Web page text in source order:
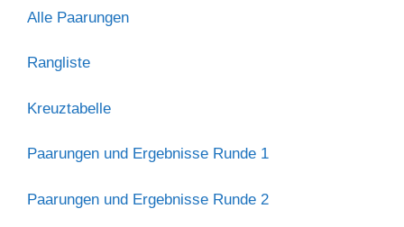
Alle Paarungen
Rangliste
Kreuztabelle
Paarungen und Ergebnisse Runde 1
Paarungen und Ergebnisse Runde 2